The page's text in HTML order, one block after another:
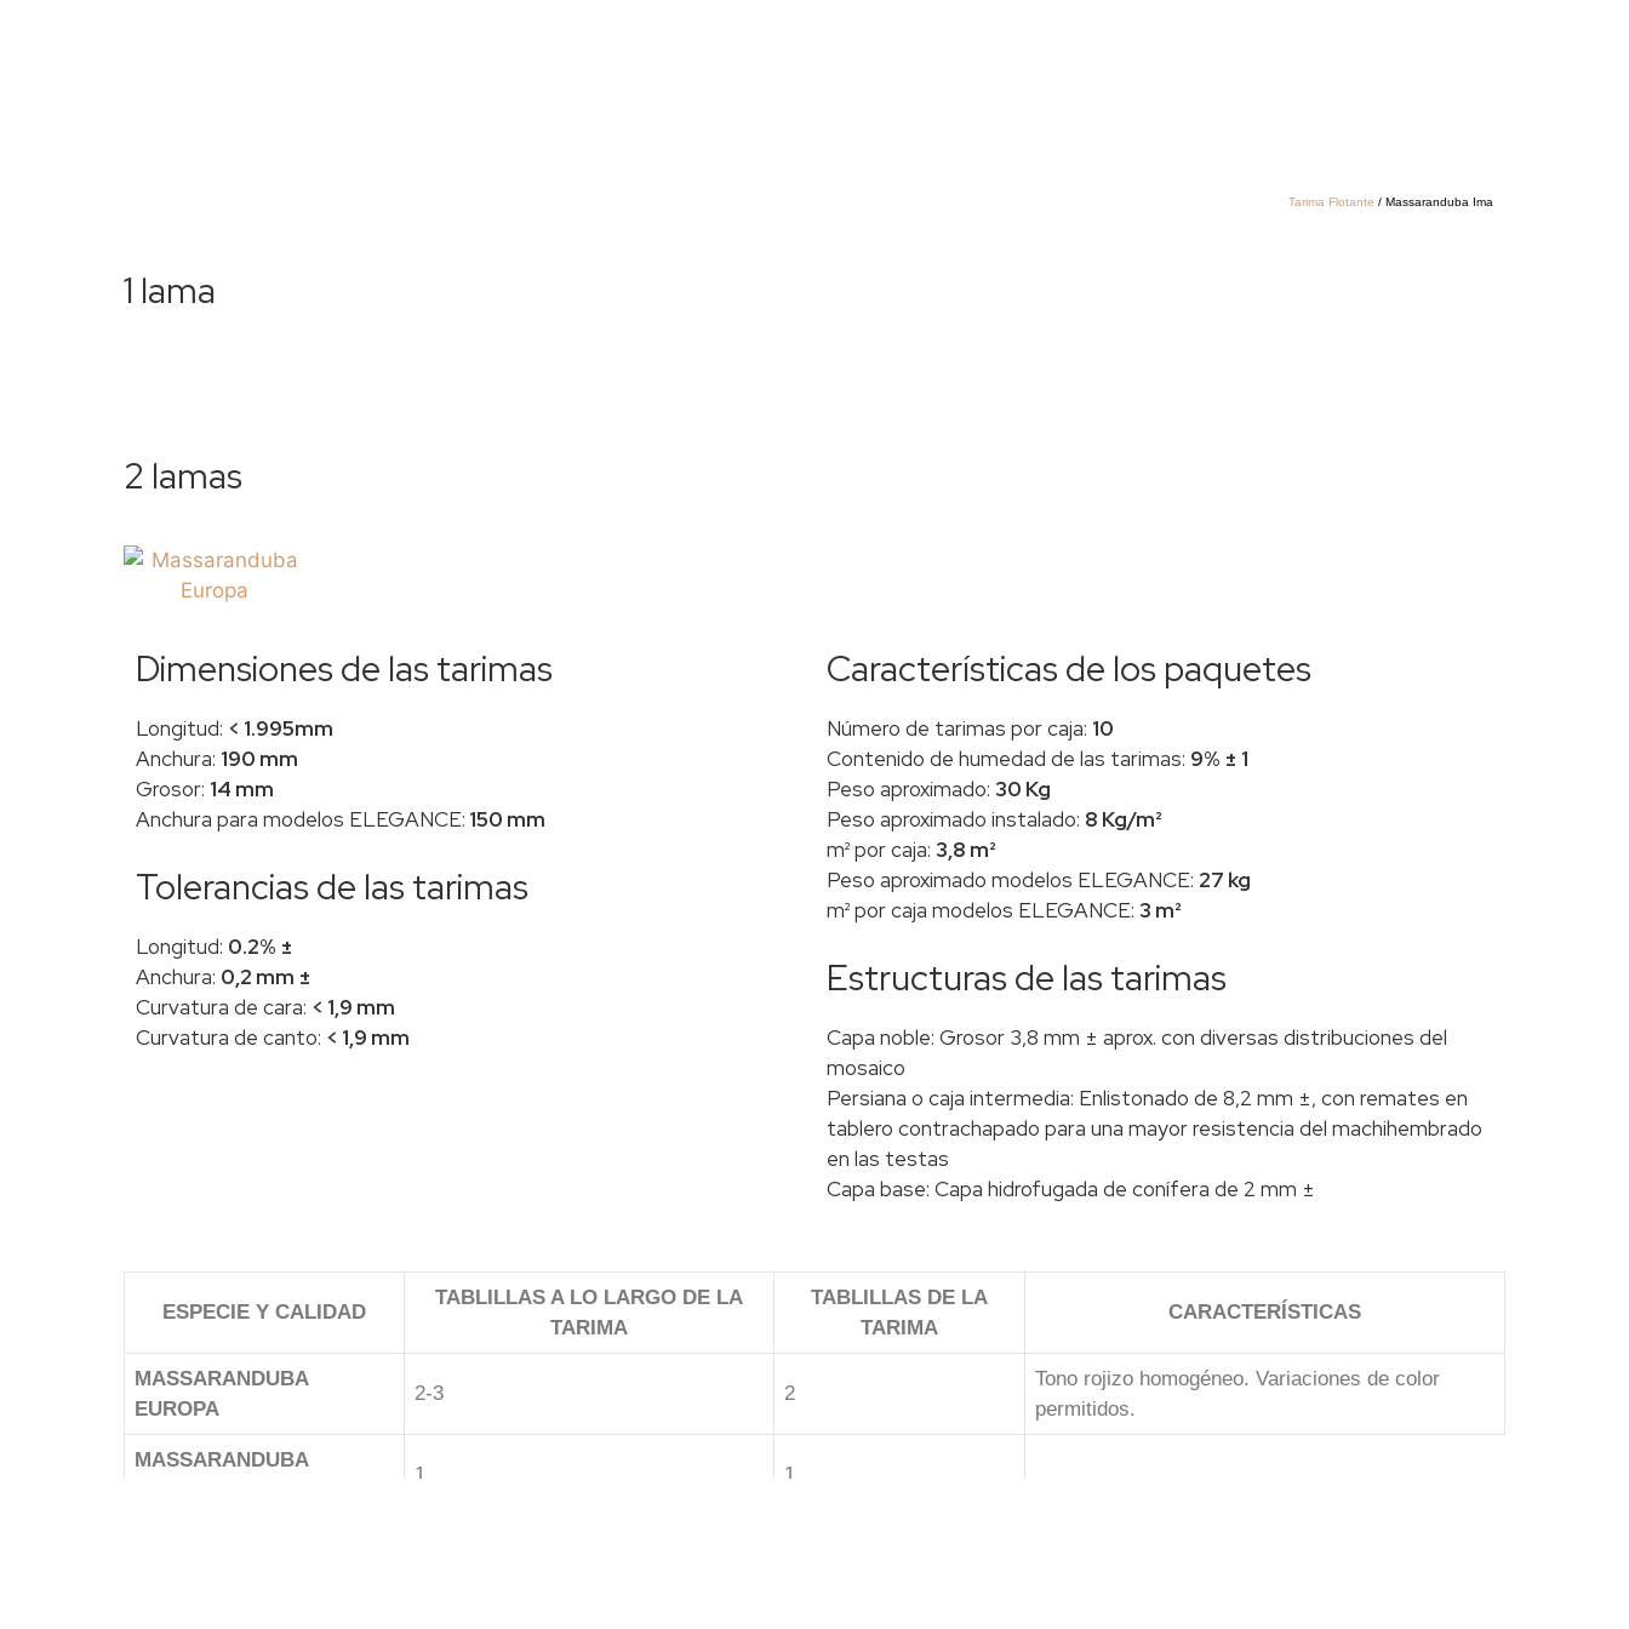
Tarima Flotante / Massaranduba Ima
1 lama
2 lamas
Dimensiones de las tarimas
Longitud: < 1.995mm
Anchura: 190 mm
Grosor: 14 mm
Anchura para modelos ELEGANCE: 150 mm
Tolerancias de las tarimas
Longitud: 0.2% ±
Anchura: 0,2 mm ±
Curvatura de cara: < 1,9 mm
Curvatura de canto: < 1,9 mm
Características de los paquetes
Número de tarimas por caja: 10
Contenido de humedad de las tarimas: 9% ± 1
Peso aproximado: 30 Kg
Peso aproximado instalado: 8 Kg/m²
m² por caja: 3,8 m²
Peso aproximado modelos ELEGANCE: 27 kg
m² por caja modelos ELEGANCE: 3 m²
Estructuras de las tarimas
Capa noble: Grosor 3,8 mm ± aprox. con diversas distribuciones del
mosaico
Persiana o caja intermedia: Enlistonado de 8,2 mm ±, con remates en
tablero contrachapado para una mayor resistencia del machihembrado
en las testas
Capa base: Capa hidrofugada de conífera de 2 mm ±
ESPECIE Y CALIDAD
TABLILLAS A LO LARGO DE LA
TARIMA
TABLILLAS DE LA
TARIMA
CARACTERÍSTICAS
MASSARANDUBA
EUROPA
2-3 2
Tono rojizo homogéneo. Variaciones de color
permitidos.
MASSARANDUBA
1 1